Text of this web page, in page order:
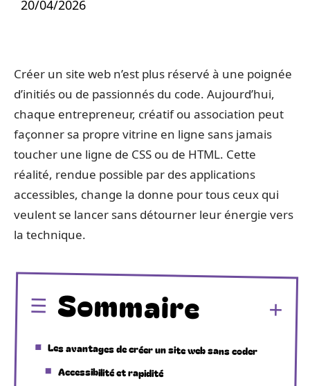
20/04/2026
Créer un site web n’est plus réservé à une poignée
d’initiés ou de passionnés du code. Aujourd’hui,
chaque entrepreneur, créatif ou association peut
façonner sa propre vitrine en ligne sans jamais
toucher une ligne de CSS ou de HTML. Cette
réalité, rendue possible par des applications
accessibles, change la donne pour tous ceux qui
veulent se lancer sans détourner leur énergie vers
la technique.
Sommaire
Les avantages de créer un site web sans coder
Accessibilité et rapidité